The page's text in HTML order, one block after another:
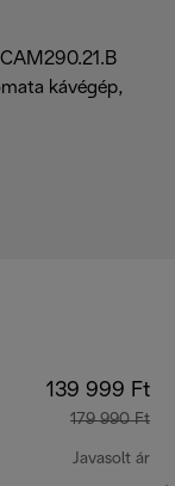
139 999 Ft
179 990 Ft
Javasolt ár